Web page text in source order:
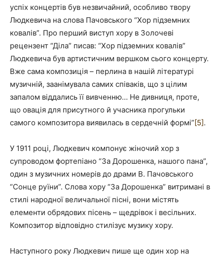
успіх концертів був незвичайний, особливо твору
Людкевича на слова Пачовського “Хор підземних
ковалів”. Про перший виступ хору в Золочеві
рецензент “Діла” писав: “Хор підземних ковалів”
Людкевича був артистичним вершком сього концерту.
Вже сама композиція – перлина в нашій літературі
музичній, заанімувала самих співаків, що з цілим
запалом віддались її вивченню… Не дивниця, проте,
що овація для присутного й учасника прогульки
самого композитора виявилась в сердечній формі” [5].
У 1911 році, Людкевич компонує жіночий хор з
супроводом фортепіано “За Дорошенка, нашого пана”,
один з музичних номерів до драми В. Пачовського
“Сонце руїни”. Слова хору “За Дорошенка” витримані в
стилі народної величальної пісні, вони містять
елементи обрядових пісень – щедрівок і весільних.
Композитор відповідно стилізує музику хору.
Наступного року Людкевич пише ще один хор на